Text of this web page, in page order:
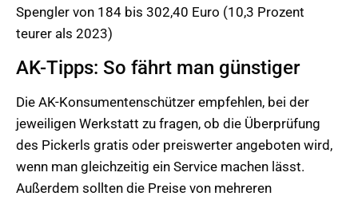
Spengler von 184 bis 302,40 Euro (10,3 Prozent
teurer als 2023)
AK-Tipps: So fährt man günstiger
Die AK-Konsumentenschützer empfehlen, bei der
jeweiligen Werkstatt zu fragen, ob die Überprüfung
des Pickerls gratis oder preiswerter angeboten wird,
wenn man gleichzeitig ein Service machen lässt.
Außerdem sollten die Preise von mehreren